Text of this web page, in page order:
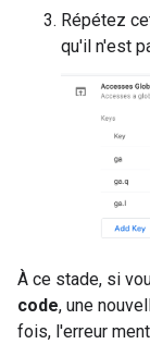
Répétez
qu'il n'est
À ce stade, si
code, une
fois, l'erreur